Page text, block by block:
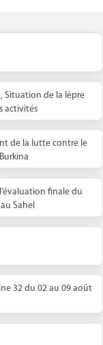
Situation de la lèpre
activités
de la lutte contre le
finale du
Sahel
32 du 02 au 09 août